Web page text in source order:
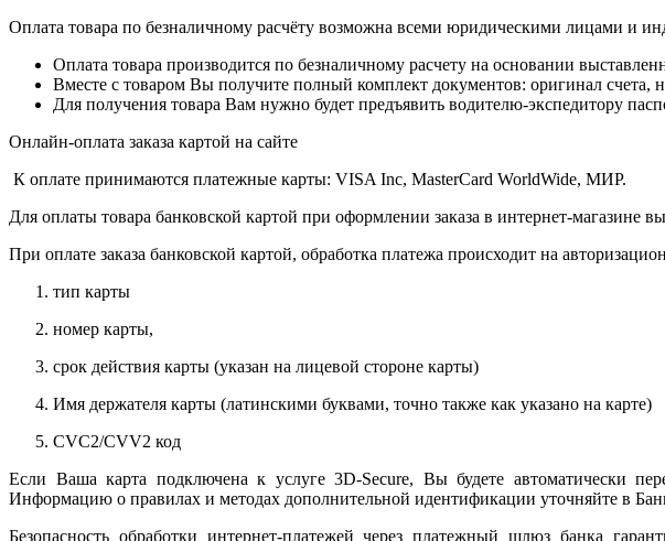
Оплата товара по безналичному расчёту возможна всеми юридическими лицами и
Оплата товара производится по безналичному расчету на основании
Вместе с товаром Вы получите полный комплект документов: оригинал счета,
Для получения товара Вам нужно будет предъявить водителю-экспедитору
Онлайн-оплата заказа картой на сайте
К оплате принимаются платежные карты: VISA Inc, MasterCard WorldWide, МИР.
Для оплаты товара банковской картой при оформлении заказа в интернет-магазине
При оплате заказа банковской картой, обработка платежа происходит на
тип карты
номер карты,
срок действия карты (указан на лицевой стороне карты)
Имя держателя карты (латинскими буквами, точно также как указано на карте)
CVC2/CVV2 код
Если Ваша карта подключена к услуге 3D-Secure, Вы будете автоматически
Информацию о правилах и методах дополнительной идентификации уточняйте в
Безопасность обработки интернет-платежей через платежный шлюз банка